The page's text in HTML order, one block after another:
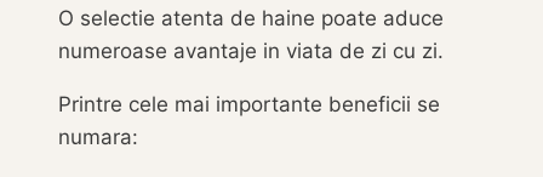
O selectie atenta de haine poate aduce
numeroase avantaje in viata de zi cu zi.
Printre cele mai importante beneficii se
numara: